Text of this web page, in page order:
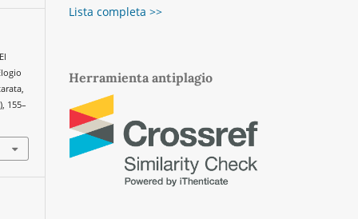
155–
Lista completa >>
Herramienta antiplagio